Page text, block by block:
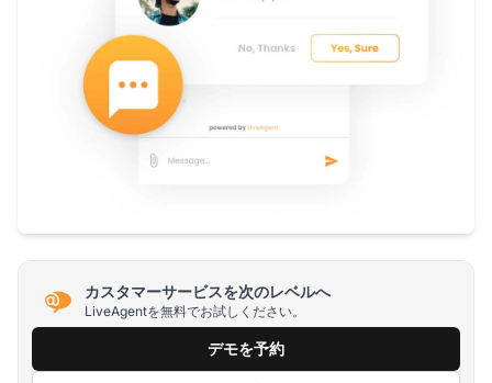
カスタマーサービスを次のレベルへ
LiveAgentを無料でお試しください。
デモを予約